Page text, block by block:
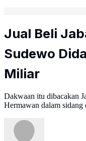
Jual Beli
Sudewo
Miliar
Dakwaan itu dibacakan
Hermawan dalam